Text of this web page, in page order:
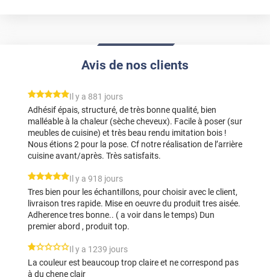
Avis de nos clients
*****
Il y a 881 jours
Adhésif épais, structuré, de très bonne qualité, bien
malléable à la chaleur (sèche cheveux). Facile à poser (sur
meubles de cuisine) et très beau rendu imitation bois !
Nous étions 2 pour la pose. Cf notre réalisation de l’arrière
cuisine avant/après. Très satisfaits.
*****
Il y a 918 jours
Tres bien pour les échantillons, pour choisir avec le client,
livraison tres rapide. Mise en oeuvre du produit tres aisée.
Adherence tres bonne.. ( a voir dans le temps) Dun
premier abord , produit top.
*****
Il y a 1239 jours
La couleur est beaucoup trop claire et ne correspond pas
à du chene clair